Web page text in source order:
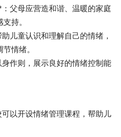
父母应营造和谐、温暖的家庭
持。
儿童认识和理解自己的情绪，
情绪。
作则，展示良好的情绪控制能
以开设情绪管理课程，帮助儿